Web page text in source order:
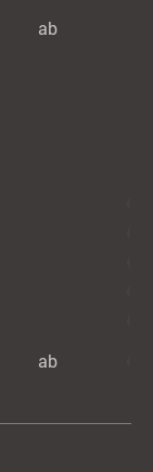
ab
ab